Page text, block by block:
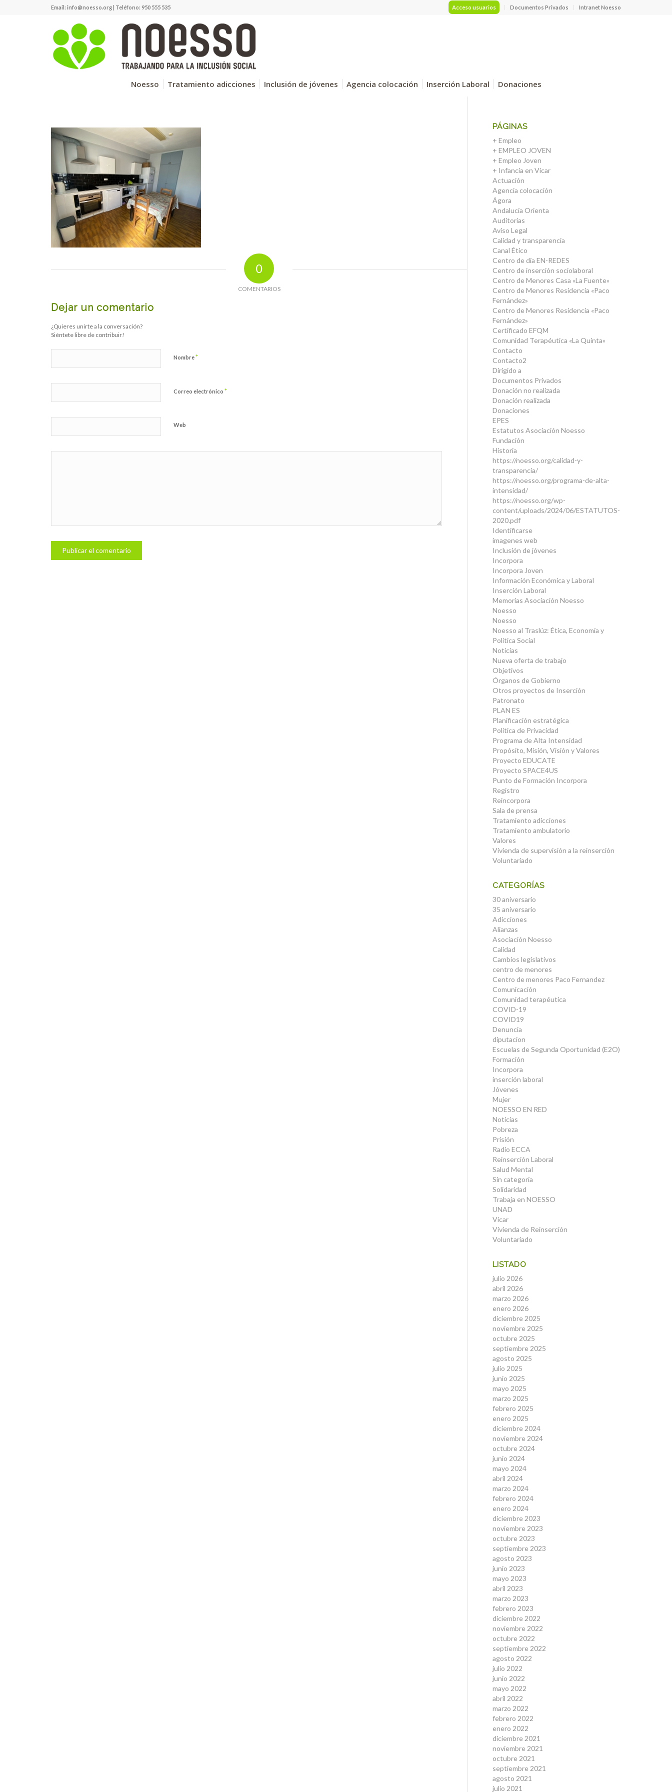
Acceso usuarios Documentos Privados Intranet Noesso
Email: info@noesso.org| Teléfono: 950 555 535
Noesso Tratamiento adicciones Inclusión de jóvenes Agencia colocación Inserción Laboral Donaciones
0
COMENTARIOS
Dejar un comentario
¿Quieres unirte a la conversación?
Siéntete libre de contribuir!
Nombre*
Correo electrónico *
Web
PÁGINAS
+ Empleo
+ EMPLEO JOVEN
+ Empleo Joven
+ Infancia en Vícar
Actuación
Agencia colocación
Ágora
Andalucía Orienta
Auditorías
Aviso Legal
Calidad y transparencia
Canal Ético
Centro de día EN-REDES
Centro de inserción sociolaboral
Centro de Menores Casa «La Fuente»
Centro de Menores Residencia «Paco
Fernández»
Centro de Menores Residencia «Paco
Fernández»
Certificado EFQM
Comunidad Terapéutica «La Quinta»
Contacto
Contacto2
Dirigido a
Documentos Privados
Donación no realizada
Donación realizada
Donaciones
EPES
Estatutos Asociación Noesso
Fundación
Historia
https://noesso.org/calidad-y-
transparencia/
https://noesso.org/programa-de-alta-
intensidad/
https://noesso.org/wp-
content/uploads/2024/06/ESTATUTOS-
2020.pdf
Identificarse
imagenes web
Inclusión de jóvenes
Incorpora
Incorpora Joven
Información Económica y Laboral
Inserción Laboral
Memorias Asociación Noesso
Noesso
Noesso
Noesso al Traslúz: Ética, Economía y
Política Social
Noticias
Nueva oferta de trabajo
Objetivos
Órganos de Gobierno
Otros proyectos de Inserción
Patronato
PLAN ES
Planificación estratégica
Política de Privacidad
Programa de Alta Intensidad
Propósito, Misión, Visión y Valores
Proyecto EDUCATE
Proyecto SPACE4US
Punto de Formación Incorpora
Registro
Reincorpora
Sala de prensa
Tratamiento adicciones
Tratamiento ambulatorio
Valores
Vivienda de supervisión a la reinserción
Voluntariado
CATEGORÍAS
30 aniversario
35 aniversario
Adicciones
Alianzas
Asociación Noesso
Calidad
Cambios legislativos
centro de menores
Centro de menores Paco Fernandez
Comunicación
Comunidad terapéutica
COVID-19
COVID19
Denuncia
diputacion
Escuelas de Segunda Oportunidad (E2O)
Formación
Incorpora
inserción laboral
Jóvenes
Mujer
NOESSO EN RED
Noticias
Pobreza
Prisión
Radio ECCA
Reinserción Laboral
Salud Mental
Sin categoría
Solidaridad
Trabaja en NOESSO
UNAD
Vícar
Vivienda de Reinserción
Voluntariado
LISTADO
julio 2026
abril 2026
marzo 2026
enero 2026
diciembre 2025
noviembre 2025
octubre 2025
septiembre 2025
agosto 2025
julio 2025
junio 2025
mayo 2025
marzo 2025
febrero 2025
enero 2025
diciembre 2024
noviembre 2024
octubre 2024
junio 2024
mayo 2024
abril 2024
marzo 2024
febrero 2024
enero 2024
diciembre 2023
noviembre 2023
octubre 2023
septiembre 2023
agosto 2023
junio 2023
mayo 2023
abril 2023
marzo 2023
febrero 2023
diciembre 2022
noviembre 2022
octubre 2022
septiembre 2022
agosto 2022
julio 2022
junio 2022
mayo 2022
abril 2022
marzo 2022
febrero 2022
enero 2022
diciembre 2021
noviembre 2021
octubre 2021
septiembre 2021
agosto 2021
julio 2021